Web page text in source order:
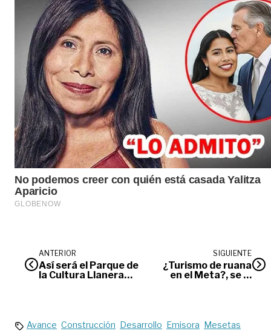
ANTERIOR
Así será el Parque de
la Cultura Llanera
SIGUIENTE
¿Turismo de ruana
en el Meta?, se le
Avance Construcción Desarrollo Emisora Mesetas